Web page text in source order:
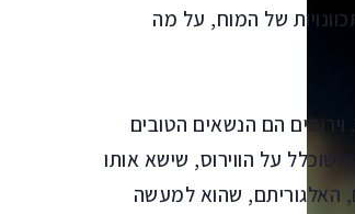
של המוח, על מה
הם הנשאים הטובים
על הווירוס, שישא אותו
האלגוריתם, שהוא למעשה